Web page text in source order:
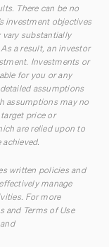
There can be no
investment objectives
substantially
a result, an investor
Investments or
for you or any
assumptions
assumptions may no
price or
are relied upon to
written policies and
manage
For more
and Terms of Use